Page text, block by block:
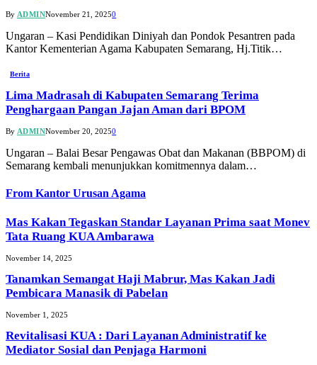
By ADMINNovember 21, 20250
Ungaran – Kasi Pendidikan Diniyah dan Pondok Pesantren pada
Kantor Kementerian Agama Kabupaten Semarang, Hj.Titik…
Berita
Lima Madrasah di Kabupaten Semarang Terima
Penghargaan Pangan Jajan Aman dari BPOM
By ADMINNovember 20, 20250
Ungaran – Balai Besar Pengawas Obat dan Makanan (BBPOM) di
Semarang kembali menunjukkan komitmennya dalam…
From Kantor Urusan Agama
Mas Kakan Tegaskan Standar Layanan Prima saat Monev
Tata Ruang KUA Ambarawa
November 14, 2025
Tanamkan Semangat Haji Mabrur, Mas Kakan Jadi
Pembicara Manasik di Pabelan
November 1, 2025
Revitalisasi KUA : Dari Layanan Administratif ke
Mediator Sosial dan Penjaga Harmoni